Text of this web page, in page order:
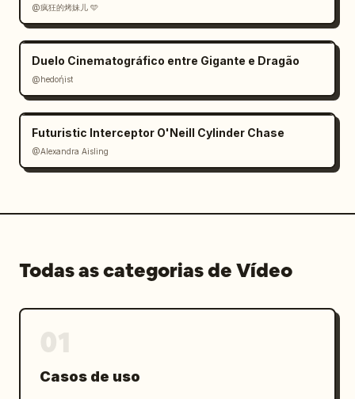
@疯狂的烤妹儿 🩵
Duelo Cinematográfico entre Gigante e Dragão
@hedoήist
Futuristic Interceptor O'Neill Cylinder Chase
@Alexandra Aisling
Todas as categorias de Vídeo
Casos de uso